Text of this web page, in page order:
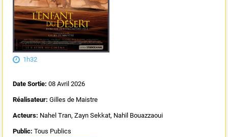
1h32
Date Sortie:08 Avril 2026
Réalisateur:Gilles de Maistre
Acteurs: Nahel Tran, Zayn Sekkat, Nahïl Bouazzaoui
Public:Tous Publics